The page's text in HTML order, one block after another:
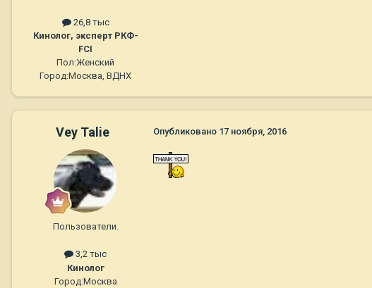
26,8 тыс
Кинолог, эксперт РКФ-
FCI
Пол:Женский
Город:Москва, ВДНХ
Vey Talie
Пользователи.
3,2 тыс
Кинолог
Город:Москва
Опубликовано 17 ноября, 2016